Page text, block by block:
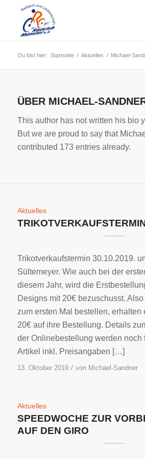
Du bist hier: Startseite / Aktuelles / Michael-
ÜBER MICHAEL-
This author has not written his bio
But we are proud to say that
contributed 173 entries already.
Aktuelles
Trikotverkaufstermin 30.10.2019.
Sültemeyer. Wie auch bei der
diesem Jahr, wird die
Designs mit 20€ bezuschusst.
zum ersten Mal bestellen, erhalten
20€ auf ihre Bestellung. Details
der Onlinebestellung werden noch
Artikel inkl. Preisangaben […]
13. Oktober 2019 / von Michael-Sandner
Aktuelles
SPEEDWOCHE ZUR
AUF DEN GIRO